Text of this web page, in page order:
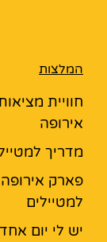
המלצות
אירופה
מדריך
פארק
למטיילים
יש לי יום